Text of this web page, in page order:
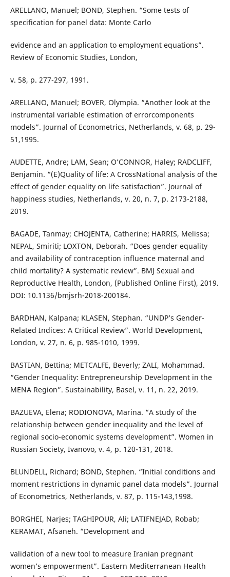
ARELLANO, Manuel; BOND, Stephen. “Some tests of
specification for panel data: Monte Carlo
evidence and an application to employment equations”.
Review of Economic Studies, London,
v. 58, p. 277-297, 1991.
ARELLANO, Manuel; BOVER, Olympia. “Another look at the
instrumental variable estimation of errorcomponents
models”. Journal of Econometrics, Netherlands, v. 68, p. 29-
51,1995.
AUDETTE, Andre; LAM, Sean; O’CONNOR, Haley; RADCLIFF,
Benjamin. “(E)Quality of life: A CrossNational analysis of the
effect of gender equality on life satisfaction”. Journal of
happiness studies, Netherlands, v. 20, n. 7, p. 2173-2188,
2019.
BAGADE, Tanmay; CHOJENTA, Catherine; HARRIS, Melissa;
NEPAL, Smiriti; LOXTON, Deborah. “Does gender equality
and availability of contraception influence maternal and
child mortality? A systematic review”. BMJ Sexual and
Reproductive Health, London, (Published Online First), 2019.
DOI: 10.1136/bmjsrh-2018-200184.
BARDHAN, Kalpana; KLASEN, Stephan. “UNDP’s Gender-
Related Indices: A Critical Review”. World Development,
London, v. 27, n. 6, p. 985-1010, 1999.
BASTIAN, Bettina; METCALFE, Beverly; ZALI, Mohammad.
“Gender Inequality: Entrepreneurship Development in the
MENA Region”. Sustainability, Basel, v. 11, n. 22, 2019.
BAZUEVA, Elena; RODIONOVA, Marina. “A study of the
relationship between gender inequality and the level of
regional socio-economic systems development”. Women in
Russian Society, Ivanovo, v. 4, p. 120-131, 2018.
BLUNDELL, Richard; BOND, Stephen. “Initial conditions and
moment restrictions in dynamic panel data models”. Journal
of Econometrics, Netherlands, v. 87, p. 115-143,1998.
BORGHEI, Narjes; TAGHIPOUR, Ali; LATIFNEJAD, Robab;
KERAMAT, Afsaneh. “Development and
validation of a new tool to measure Iranian pregnant
women’s empowerment”. Eastern Mediterranean Health